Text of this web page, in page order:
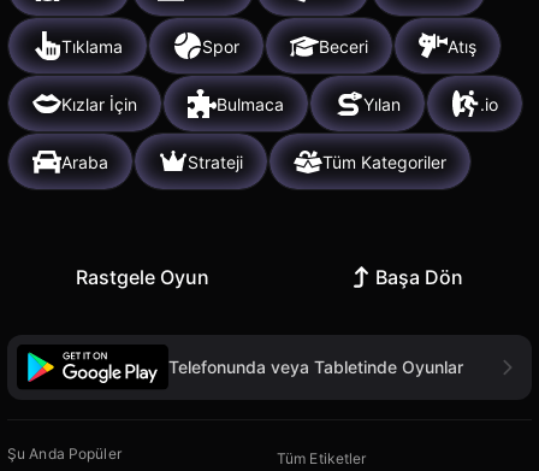
Tıklama Spor Beceri Atış
Kızlar İçin Bulmaca Yılan .io
Araba Strateji Tüm Kategoriler
Rastgele Oyun Başa Dön
Telefonunda veya Tabletinde Oyunlar
Şu Anda Popüler
Tüm Etiketler